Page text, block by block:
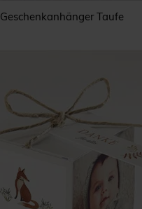
Geschenkanhänger Taufe